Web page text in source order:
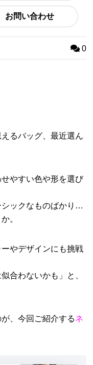
お問い合わせ
0
るバッグ、最近選ん
やすい色や形を選び
シックなものばかり…
。
やデザインにも挑戦
合わないかも」と、
、今回ご紹介するネ